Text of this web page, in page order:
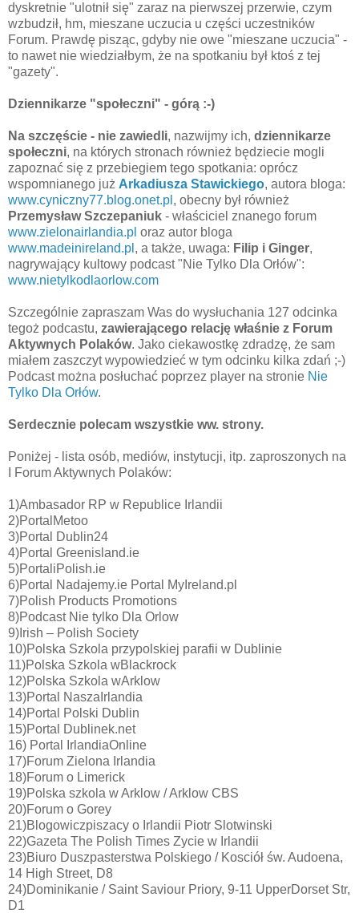
dyskretnie "ulotnił się" zaraz na pierwszej przerwie, czym
wzbudził, hm, mieszane uczucia u części uczestników
Forum. Prawdę pisząc, gdyby nie owe "mieszane uczucia" -
to nawet nie wiedziałbym, że na spotkaniu był ktoś z tej
"gazety".
Dziennikarze "społeczni" - górą :-)
Na szczęście - nie zawiedli, nazwijmy ich, dziennikarze
społeczni, na których stronach również będziecie mogli
zapoznać się z przebiegiem tego spotkania: oprócz
wspomnianego już Arkadiusza Stawickiego, autora bloga:
www.cyniczny77.blog.onet.pl , obecny był również
Przemysław Szczepaniuk - właściciel znanego forum
www.zielonairlandia.pl oraz autor bloga
www.madeinireland.pl , a także, uwaga: Filip i Ginger,
nagrywający kultowy podcast "Nie Tylko Dla Orłów":
www.nietylkodlaorlow.com
Szczególnie zapraszam Was do wysłuchania 127 odcinka
tegoż podcastu, zawierającego relację właśnie z Forum
Aktywnych Polaków. Jako ciekawostkę zdradzę, że sam
miałem zaszczyt wypowiedzieć w tym odcinku kilka zdań ;-)
Podcast można posłuchać poprzez player na stronie Nie
Tylko Dla Orłów.
Serdecznie polecam wszystkie ww. strony.
Poniżej - lista osób, mediów, instytucji, itp. zaproszonych na
I Forum Aktywnych Polaków:
1)Ambasador RP w Republice Irlandii
2)PortalMetoo
3)Portal Dublin24
4)Portal Greenisland.ie
5)PortaliPolish.ie
6)Portal Nadajemy.ie Portal MyIreland.pl
7)Polish Products Promotions
8)Podcast Nie tylko Dla Orlow
9)Irish – Polish Society
10)Polska Szkola przypolskiej parafii w Dublinie
11)Polska Szkola wBlackrock
12)Polska Szkola wArklow
13)Portal NaszaIrlandia
14)Portal Polski Dublin
15)Portal Dublinek.net
16) Portal IrlandiaOnline
17)Forum Zielona Irlandia
18)Forum o Limerick
19)Polska szkola w Arklow / Arklow CBS
20)Forum o Gorey
21)Blogowiczpiszacy o Irlandii Piotr Slotwinski
22)Gazeta The Polish Times Zycie w Irlandii
23)Biuro Duszpasterstwa Polskiego / Kosciół św. Audoena,
14 High Street, D8
24)Dominikanie / Saint Saviour Priory, 9-11 UpperDorset Str,
D1